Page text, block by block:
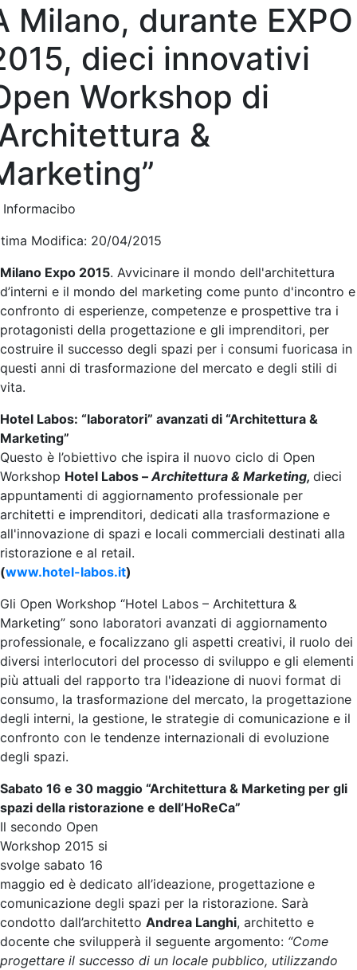
Milano, durante EXPO
dieci innovativi
Workshop di
&
Modifica: 20/04/2015
Milano Expo 2015. Avvicinare il mondo dell'architettura
d’interni e il mondo del marketing come punto d'incontro e
confronto di esperienze, competenze e prospettive tra i
protagonisti della progettazione e gli imprenditori, per
costruire il successo degli spazi per i consumi fuoricasa in
questi anni di trasformazione del mercato e degli stili di
vita.
Hotel Labos: “laboratori” avanzati di “Architettura &
Marketing”
Questo è l’obiettivo che ispira il nuovo ciclo di Open
Workshop Hotel Labos –Architettura & Marketing, dieci
appuntamenti di aggiornamento professionale per
architetti e imprenditori, dedicati alla trasformazione e
all'innovazione di spazi e locali commerciali destinati alla
ristorazione e al retail.
(www.hotel-labos.it)
Gli Open Workshop “Hotel Labos – Architettura &
Marketing” sono laboratori avanzati di aggiornamento
professionale, e focalizzano gli aspetti creativi, il ruolo dei
diversi interlocutori del processo di sviluppo e gli elementi
più attuali del rapporto tra l'ideazione di nuovi format di
consumo, la trasformazione del mercato, la progettazione
degli interni, la gestione, le strategie di comunicazione e il
confronto con le tendenze internazionali di evoluzione
degli spazi.
Sabato 16 e 30 maggio “Architettura & Marketing per gli
spazi della ristorazione e dell’HoReCa”
Il secondo Open
Workshop 2015 si
svolge sabato 16
maggio ed è dedicato all’ideazione, progettazione e
comunicazione degli spazi per la ristorazione. Sarà
condotto dall’architetto Andrea Langhi, architetto e
docente che svilupperà il seguente argomento: “Come
progettare il successo di un locale pubblico, utilizzando